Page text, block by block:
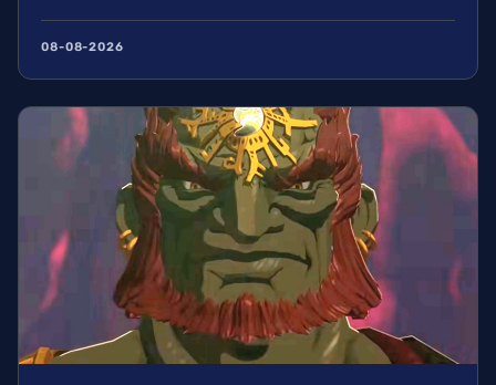
Sokolov nu samen met productiehuis 21 Laps. Wij
08-08-2026